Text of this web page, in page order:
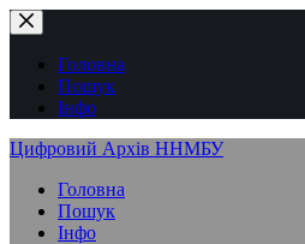
Перейти
до
вмістуГоловна
Пошук
Інфо
Цифровий Архів ННМБУ
Головна
Пошук
Інфо